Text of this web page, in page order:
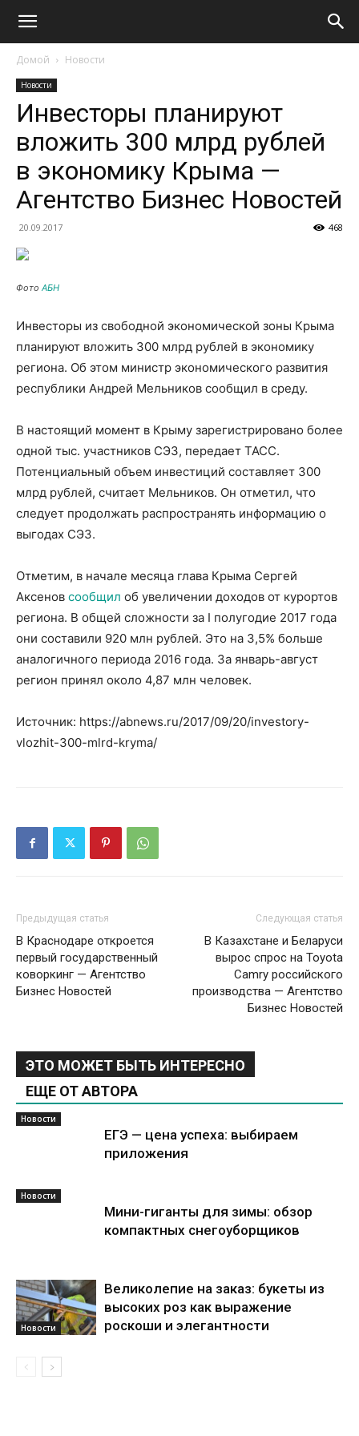
Домой Новости
Новости
Инвесторы планируют
вложить 300 млрд рублей
в экономику Крыма —
Агентство Бизнес Новостей
20.09.2017 468
Фото АБН
Инвесторы из свободной экономической зоны Крыма
планируют вложить 300 млрд рублей в экономику
региона. Об этом министр экономического развития
республики Андрей Мельников сообщил в среду.
В настоящий момент в Крыму зарегистрировано более
одной тыс. участников СЭЗ, передает ТАСС.
Потенциальный объем инвестиций составляет 300
млрд рублей, считает Мельников. Он отметил, что
следует продолжать распространять информацию о
выгодах СЭЗ.
Отметим, в начале месяца глава Крыма Сергей
Аксенов сообщил об увеличении доходов от курортов
региона. В общей сложности за I полугодие 2017 года
они составили 920 млн рублей. Это на 3,5% больше
аналогичного периода 2016 года. За январь-август
регион принял около 4,87 млн человек.
Источник: https://abnews.ru/2017/09/20/investory-
vlozhit-300-mlrd-kryma/
Предыдущая статья
В Краснодаре откроется
первый государственный
коворкинг — Агентство
Бизнес Новостей
Следующая статья
В Казахстане и Беларуси
вырос спрос на Toyota
Camry российского
производства — Агентство
Бизнес Новостей
ЭТО МОЖЕТ БЫТЬ ИНТЕРЕСНО
ЕЩЕ ОТ АВТОРА
Новости
ЕГЭ — цена успеха: выбираем
приложения
Новости
Мини-гиганты для зимы: обзор
компактных снегоуборщиков
Новости
Великолепие на заказ: букеты из
высоких роз как выражение
роскоши и элегантности